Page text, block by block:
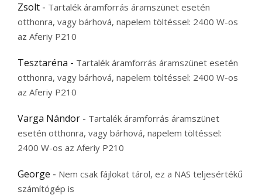
Zsolt - Tartalék áramforrás áramszünet esetén
otthonra, vagy bárhová, napelem töltéssel: 2400 W-os
az Aferiy P210
Tesztaréna - Tartalék áramforrás áramszünet esetén
otthonra, vagy bárhová, napelem töltéssel: 2400 W-os
az Aferiy P210
Varga Nándor - Tartalék áramforrás áramszünet
esetén otthonra, vagy bárhová, napelem töltéssel:
2400 W-os az Aferiy P210
George - Nem csak fájlokat tárol, ez a NAS teljesértékű
számítógép is